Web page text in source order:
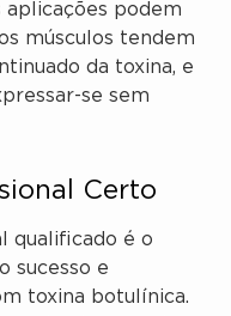
aplicações podem
músculos tendem
da toxina, e
se sem
Certo
qualificado é o
sucesso e
toxina botulínica.